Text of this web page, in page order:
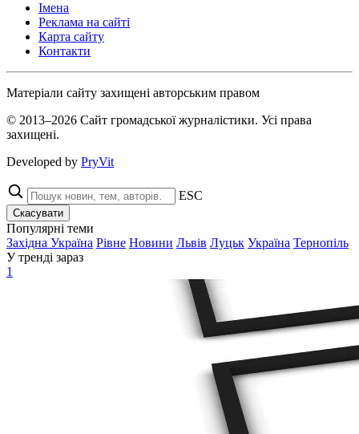
Імена
Реклама на сайті
Карта сайту
Контакти
Матеріали сайту захищені авторським правом
© 2013–2026 Сайт громадської журналістики. Усі права
захищені.
Developed by PryVit
ESC
Скасувати
Популярні теми
Західна Україна Рівне Новини Львів Луцьк Україна Тернопіль
У тренді зараз
1